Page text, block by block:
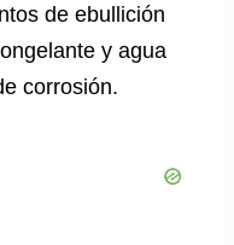
de ebullición
y agua
corrosión.